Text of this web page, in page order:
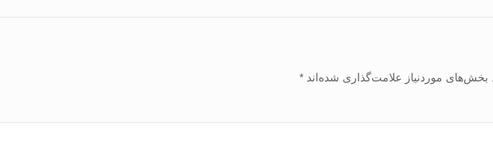
بخش‌های موردنیاز علامت‌گذاری شده‌اند*